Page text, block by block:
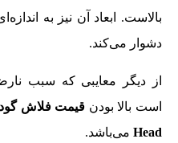
بالاست. ابعاد آن نیز به
دشوار می‌کند.
از دیگر معایبی که سبب
است بالا بودن
Head می‌باشد.